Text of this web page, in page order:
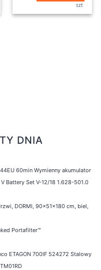
szt
DNIA
60min Wymienny akumulator
Battery Set V-12/18 1.628-501.0
DORMI, 90x51x180 cm, biel,
Portafilter™
ETAGON 700IF 524272 Stalowy